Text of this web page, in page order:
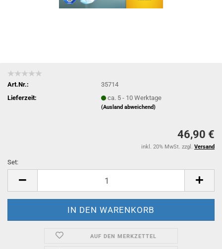
Art.Nr.:
35714
Lieferzeit:
ca. 5 - 10 Werktage
(Ausland abweichend)
46,90 €
inkl. 20% MwSt. zzgl. Versand
Set:
AUF DEN MERKZETTEL